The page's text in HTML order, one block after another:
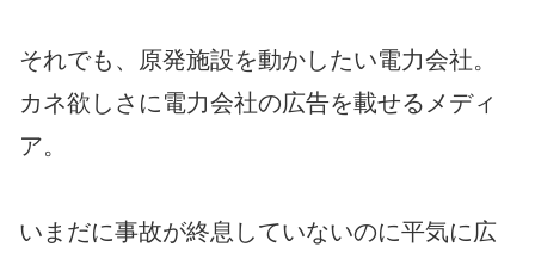
それでも、原発施設を動かしたい電力会社。
カネ欲しさに電力会社の広告を載せるメディ
ア。
いまだに事故が終息していないのに平気に広